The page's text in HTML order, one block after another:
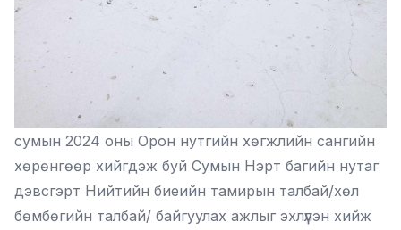
сумын 2024 оны Орон нутгийн хөгжлийн сангийн
хөрөнгөөр хийгдэж буй Сумын Нэрт багийн нутаг
дэвсгэрт Нийтийн биеийн тамирын талбай/хөл
бөмбөгийн талбай/ байгуулах ажлыг эхлүүлэн хийж